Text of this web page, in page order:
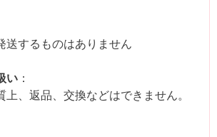
送するものはありません
い ：
、返品、交換などはできません。